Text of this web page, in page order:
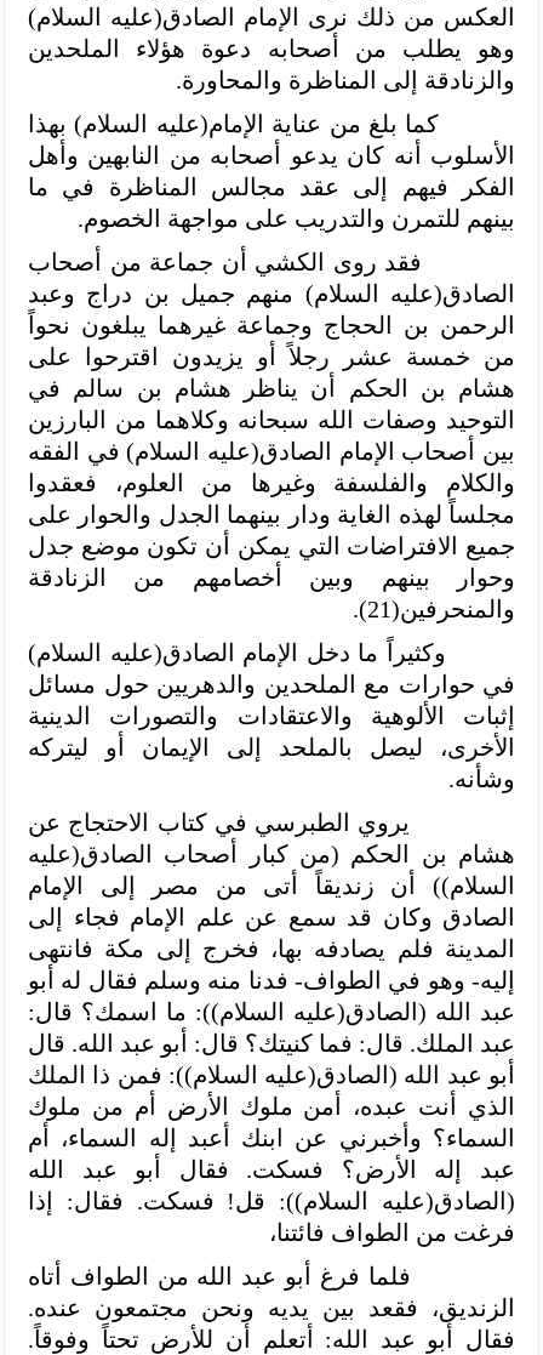
العكس من ذلك نرى الإمام الصادق(عليه السلام)
وهو يطلب من أصحابه دعوة هؤلاء الملحدين
والزنادقة إلى المناظرة والمحاورة.
كما بلغ من عناية الإمام(عليه السلام) بهذا
الأسلوب أنه كان يدعو أصحابه من النابهين وأهل
الفكر فيهم إلى عقد مجالس المناظرة في ما
بينهم للتمرن والتدريب على مواجهة الخصوم.
فقد روى الكشي أن جماعة من أصحاب
الصادق(عليه السلام) منهم جميل بن دراج وعبد
الرحمن بن الحجاج وجماعة غيرهما يبلغون نحواً
من خمسة عشر رجلاً أو يزيدون اقترحوا على
هشام بن الحكم أن يناظر هشام بن سالم في
التوحيد وصفات الله سبحانه وكلاهما من البارزين
بين أصحاب الإمام الصادق(عليه السلام) في الفقه
والكلام والفلسفة وغيرها من العلوم، فعقدوا
مجلساً لهذه الغاية ودار بينهما الجدل والحوار على
جميع الافتراضات التي يمكن أن تكون موضع جدل
وحوار بينهم وبين أخصامهم من الزنادقة
والمنحرفين(21).
وكثيراً ما دخل الإمام الصادق(عليه السلام)
في حوارات مع الملحدين والدهريين حول مسائل
إثبات الألوهية والاعتقادات والتصورات الدينية
الأخرى، ليصل بالملحد إلى الإيمان أو ليتركه
وشأنه.
يروي الطبرسي في كتاب الاحتجاج عن
هشام بن الحكم (من كبار أصحاب الصادق(عليه
السلام)) أن زنديقاً أتى من مصر إلى الإمام
الصادق وكان قد سمع عن علم الإمام فجاء إلى
المدينة فلم يصادفه بها، فخرج إلى مكة فانتهى
إليه- وهو في الطواف- فدنا منه وسلم فقال له أبو
عبد الله (الصادق(عليه السلام)): ما اسمك؟ قال:
عبد الملك. قال: فما كنيتك؟ قال: أبو عبد الله. قال
أبو عبد الله (الصادق(عليه السلام)): فمن ذا الملك
الذي أنت عبده، أمن ملوك الأرض أم من ملوك
السماء؟ وأخبرني عن ابنك أعبد إله السماء، أم
عبد إله الأرض؟ فسكت. فقال أبو عبد الله
(الصادق(عليه السلام)): قل! فسكت. فقال: إذا
فرغت من الطواف فائتنا،
فلما فرغ أبو عبد الله من الطواف أتاه
الزنديق، فقعد بين يديه ونحن مجتمعون عنده.
فقال أبو عبد الله: أتعلم أن للأرض تحتاً وفوقاً.